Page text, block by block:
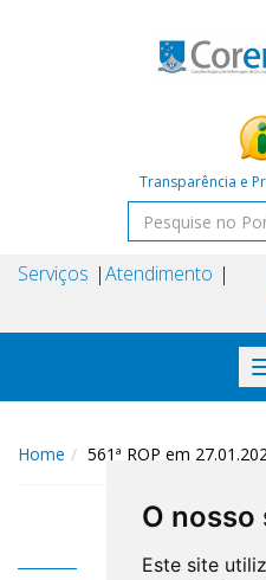
O nosso
Este site
Transparência e
Serviços Atendimento
Home 561ª ROP em